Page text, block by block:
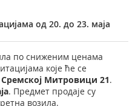
од 20. до 23. маја
по сниженим ценама
које ће се
Сремској Митровици 21.
. Предмет продаје су
возила.